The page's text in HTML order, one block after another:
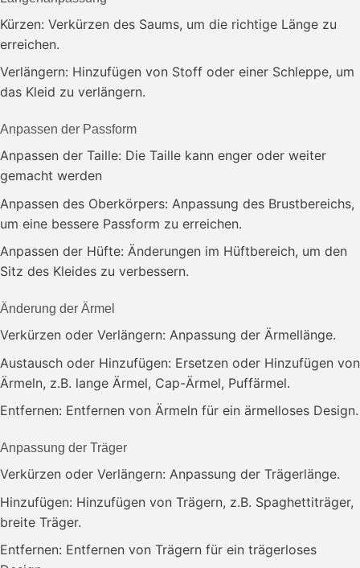
Kürzen: Verkürzen des Saums, um die richtige Länge zu
erreichen.
Verlängern: Hinzufügen von Stoff oder einer Schleppe, um
das Kleid zu verlängern.
Anpassen der Passform
Anpassen der Taille: Die Taille kann enger oder weiter
gemacht werden
Anpassen des Oberkörpers: Anpassung des Brustbereichs,
um eine bessere Passform zu erreichen.
Anpassen der Hüfte: Änderungen im Hüftbereich, um den
Sitz des Kleides zu verbessern.
Änderung der Ärmel
Verkürzen oder Verlängern: Anpassung der Ärmellänge.
Austausch oder Hinzufügen: Ersetzen oder Hinzufügen von
Ärmeln, z.B. lange Ärmel, Cap-Ärmel, Puffärmel.
Entfernen: Entfernen von Ärmeln für ein ärmelloses Design.
Anpassung der Träger
Verkürzen oder Verlängern: Anpassung der Trägerlänge.
Hinzufügen: Hinzufügen von Trägern, z.B. Spaghettiträger,
breite Träger.
Entfernen: Entfernen von Trägern für ein trägerloses